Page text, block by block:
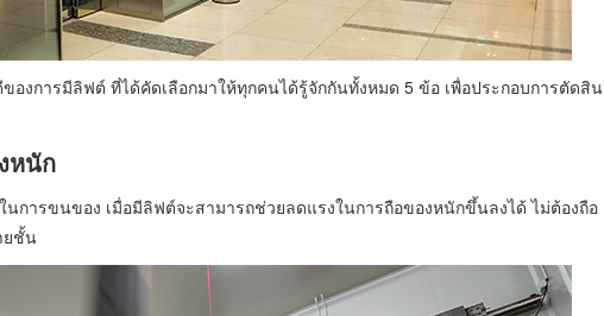
องการมีลิฟต์ ที่ได้คัดเลือกมาให้ทุกคนได้รู้จักกันทั้งหมด 5 ข้อ เพื่อประกอบการตัดสิน
หนัก
นการขนของ เมื่อมีลิฟต์จะสามารถช่วยลดแรงในการถือของหนักขึ้นลงได้ ไม่ต้องถือ
ยชั้น